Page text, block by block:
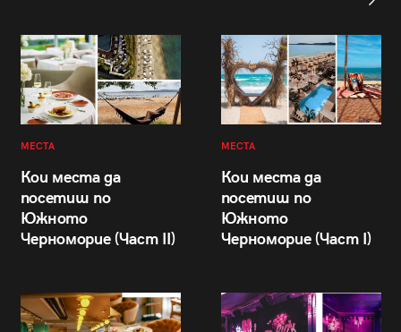
МЕСТА
Кои места да
посетиш по
Южното
Черноморие (Част II)
МЕСТА
Кои места да
посетиш по
Южното
Черноморие (Част I)